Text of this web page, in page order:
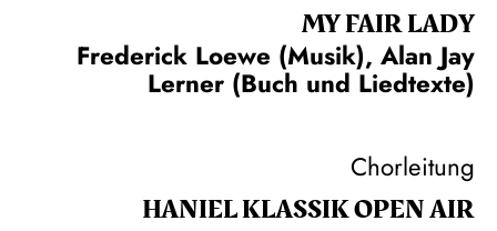
MY FAIR LADY
Frederick Loewe (Musik), Alan Jay
Lerner (Buch und Liedtexte)
Chorleitung
HANIEL KLASSIK OPEN AIR